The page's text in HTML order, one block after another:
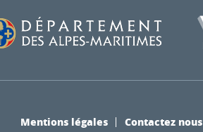
Mentions légales Contactez nous